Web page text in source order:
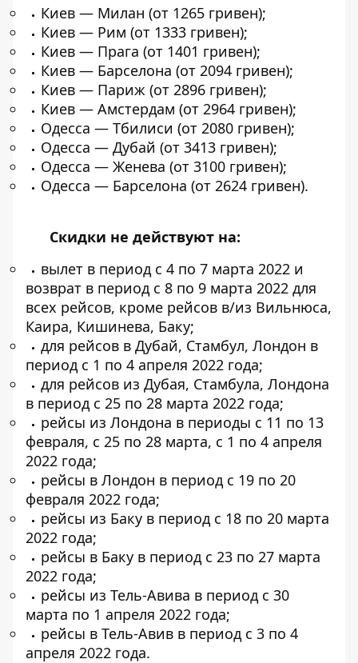
Киев — Милан (от 1265 гривен);
Киев — Рим (от 1333 гривен);
Киев — Прага (от 1401 гривен);
Киев — Барселона (от 2094 гривен);
Киев — Париж (от 2896 гривен);
Киев — Амстердам (от 2964 гривен);
Одесса — Тбилиси (от 2080 гривен);
Одесса — Дубай (от 3413 гривен);
Одесса — Женева (от 3100 гривен);
Одесса — Барселона (от 2624 гривен).
Скидки не действуют на:
вылет в период с 4 по 7 марта 2022 и
возврат в период с 8 по 9 марта 2022 для
всех рейсов, кроме рейсов в/из Вильнюса,
Каира, Кишинева, Баку;
для рейсов в Дубай, Стамбул, Лондон в
период с 1 по 4 апреля 2022 года;
для рейсов из Дубая, Стамбула, Лондона
в период с 25 по 28 марта 2022 года;
рейсы из Лондона в периоды с 11 по 13
февраля, с 25 по 28 марта, с 1 по 4 апреля
2022 года;
рейсы в Лондон в период с 19 по 20
февраля 2022 года;
рейсы из Баку в период с 18 по 20 марта
2022 года;
рейсы в Баку в период с 23 по 27 марта
2022 года;
рейсы из Тель-Авива в период с 30
марта по 1 апреля 2022 года;
рейсы в Тель-Авив в период с 3 по 4
апреля 2022 года.